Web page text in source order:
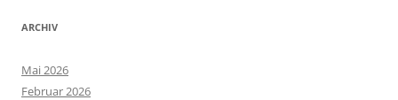
ARCHIV
Mai 2026
Februar 2026